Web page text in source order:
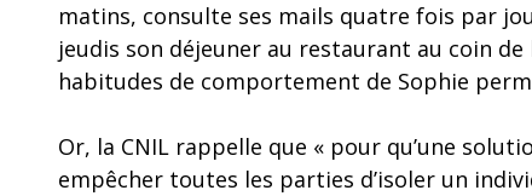
matins, consulte ses mails quatre fois par
jeudis son déjeuner au restaurant au coin
habitudes de comportement de Sophie
Or, la CNIL rappelle que « pour qu’une
empêcher toutes les parties d’isoler un